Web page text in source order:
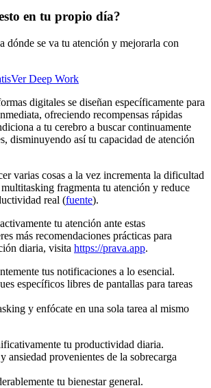
en tu propio día?
dónde se va tu atención y mejorarla con
Ver Deep Work
digitales se diseñan específicamente para
ofreciendo recompensas rápidas
a tu cerebro a buscar continuamente
disminuyendo así tu capacidad de atención
varias cosas a la vez incrementa la dificultad
fragmenta tu atención y reduce
real (fuente).
tu atención ante estas
más recomendaciones prácticas para
diaria, visita https://prava.app.
tus notificaciones a lo esencial.
específicos libres de pantallas para tareas
y enfócate en una sola tarea al mismo
tu productividad diaria.
ansiedad provenientes de la sobrecarga
tu bienestar general.